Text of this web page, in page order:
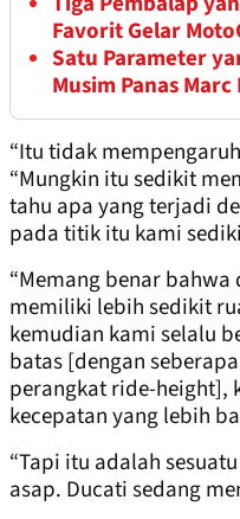
Favorit Gelar
Satu Parameter
Musim Panas
“Itu tidak
“Mungkin itu sedikit
tahu apa yang terjadi
pada titik itu kami
“Memang benar
memiliki lebih sedikit
kemudian kami selalu
batas [dengan
perangkat ride-height],
kecepatan yang lebih
“Tapi itu adalah
asap. Ducati sedang